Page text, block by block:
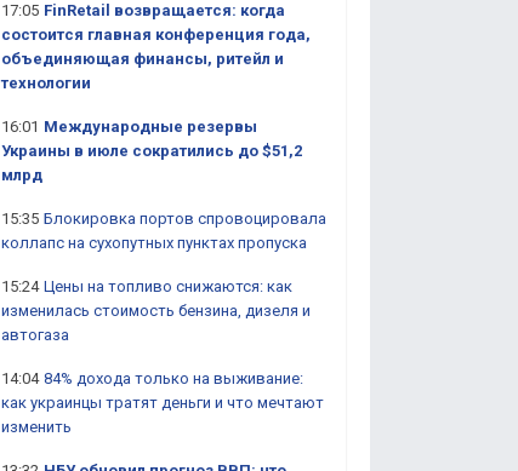
17:05 FinRetail возвращается: когда
состоится главная конференция года,
объединяющая финансы, ритейл и
технологии
16:01 Международные резервы
Украины в июле сократились до $51,2
млрд
15:35 Блокировка портов спровоцировала
коллапс на сухопутных пунктах пропуска
15:24 Цены на топливо снижаются: как
изменилась стоимость бензина, дизеля и
автогаза
14:04 84% дохода только на выживание:
как украинцы тратят деньги и что мечтают
изменить